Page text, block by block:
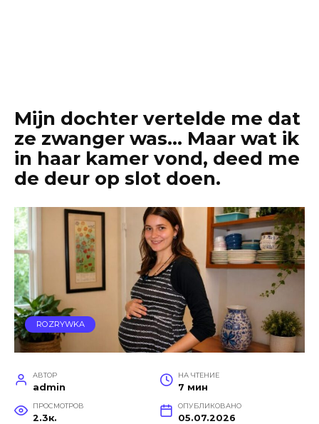
Mijn dochter vertelde me dat
ze zwanger was… Maar wat ik
in haar kamer vond, deed me
de deur op slot doen.
ROZRYWKA
АВТОР
admin
НА ЧТЕНИЕ
7 мин
ПРОСМОТРОВ
2.3к.
ОПУБЛИКОВАНО
05.07.2026